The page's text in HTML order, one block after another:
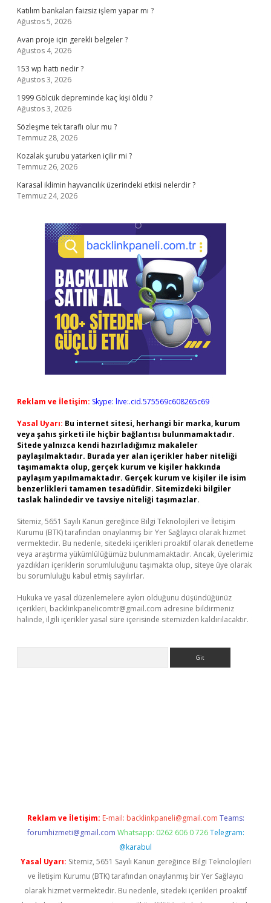
Katılım bankaları faizsiz işlem yapar mı ?
Ağustos 5, 2026
Avan proje için gerekli belgeler ?
Ağustos 4, 2026
153 wp hattı nedir ?
Ağustos 3, 2026
1999 Gölcük depreminde kaç kişi öldü ?
Ağustos 3, 2026
Sözleşme tek taraflı olur mu ?
Temmuz 28, 2026
Kozalak şurubu yatarken içilir mi ?
Temmuz 26, 2026
Karasal iklimin hayvancılık üzerindeki etkisi nelerdir ?
Temmuz 24, 2026
Reklam ve İletişim: Skype: live:.cid.575569c608265c69
Yasal Uyarı: Bu internet sitesi, herhangi bir marka, kurum
veya şahıs şirketi ile hiçbir bağlantısı bulunmamaktadır.
Sitede yalnızca kendi hazırladığımız makaleler
paylaşılmaktadır. Burada yer alan içerikler haber niteliği
taşımamakta olup, gerçek kurum ve kişiler hakkında
paylaşım yapılmamaktadır. Gerçek kurum ve kişiler ile isim
benzerlikleri tamamen tesadüfidir. Sitemizdeki bilgiler
taslak halindedir ve tavsiye niteliği taşımazlar.
Sitemiz, 5651 Sayılı Kanun gereğince Bilgi Teknolojileri ve İletişim
Kurumu (BTK) tarafından onaylanmış bir Yer Sağlayıcı olarak hizmet
vermektedir. Bu nedenle, sitedeki içerikleri proaktif olarak denetleme
veya araştırma yükümlülüğümüz bulunmamaktadır. Ancak, üyelerimiz
yazdıkları içeriklerin sorumluluğunu taşımakta olup, siteye üye olarak
bu sorumluluğu kabul etmiş sayılırlar.
Hukuka ve yasal düzenlemelere aykırı olduğunu düşündüğünüz
içerikleri, backlinkpanelicomtr@gmail.com adresine bildirmeniz
halinde, ilgili içerikler yasal süre içerisinde sitemizden kaldırılacaktır.
Reklam ve İletişim: E-mail: backlinkpaneli@gmail.com Teams:
forumhizmeti@gmail.com Whatsapp: 0262 606 0 726 Telegram:
@karabul
Yasal Uyarı: Sitemiz, 5651 Sayılı Kanun gereğince Bilgi Teknolojileri
ve İletişim Kurumu (BTK) tarafından onaylanmış bir Yer Sağlayıcı
olarak hizmet vermektedir. Bu nedenle, sitedeki içerikleri proaktif